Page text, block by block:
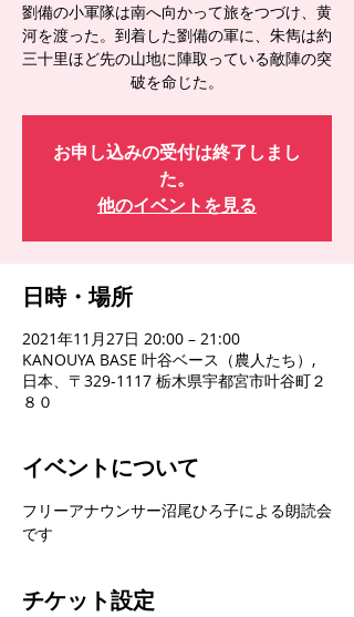
劉備の小軍隊は南へ向かって旅をつづけ、黄
河を渡った。到着した劉備の軍に、朱雋は約
三十里ほど先の山地に陣取っている敵陣の突
破を命じた。
お申し込みの受付は終了しまし
た。
他のイベントを見る
日時・場所
2021年11月27日 20:00 – 21:00
KANOUYA BASE 叶谷ベース（農人たち）,
日本、〒329-1117 栃木県宇都宮市叶谷町２
８０
イベントについて
フリーアナウンサー沼尾ひろ子による朗読会
です
チケット設定